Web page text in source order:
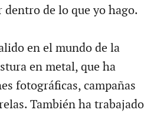
dentro de lo que yo hago.
en el mundo de la
en metal, que ha
fotográficas, campañas
También ha trabajado